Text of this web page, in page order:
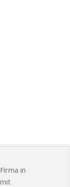
in